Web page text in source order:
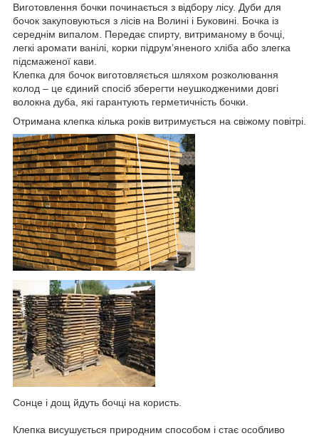
Виготовлення бочки починається з відбору лісу. Дуби для
бочок закуповуються з лісів на Волині і Буковині. Бочка із
середнім випалом. Передає спирту, витриманому в бочці,
легкі аромати ванілі, корки підрум’яненого хліба або злегка
підсмаженої кави.
Клепка для бочок виготовляється шляхом розколювання
колод – це єдиний спосіб зберегти неушкодженими довгі
волокна дуба, які гарантують герметичність бочки.
Отримана клепка кілька років витримується на свіжому повітрі.
Сонце і дощ йдуть бочці на користь.
Клепка висушується природним способом і стає особливо